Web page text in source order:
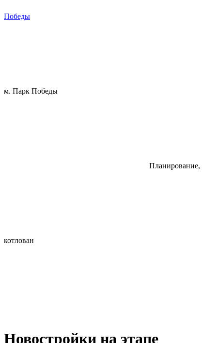
Победы
м. Парк Победы
Планирование,
котлован
Новостройки на этапе